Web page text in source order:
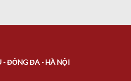
- ĐỐNG ĐA - HÀ NỘI